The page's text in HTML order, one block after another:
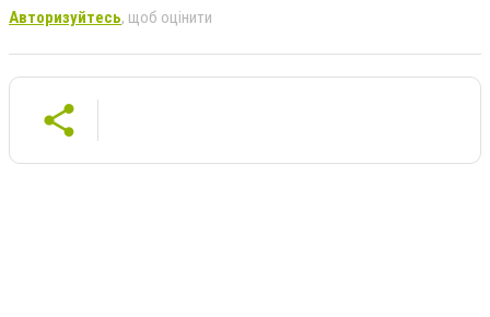
Авторизуйтесь, щоб оцінити